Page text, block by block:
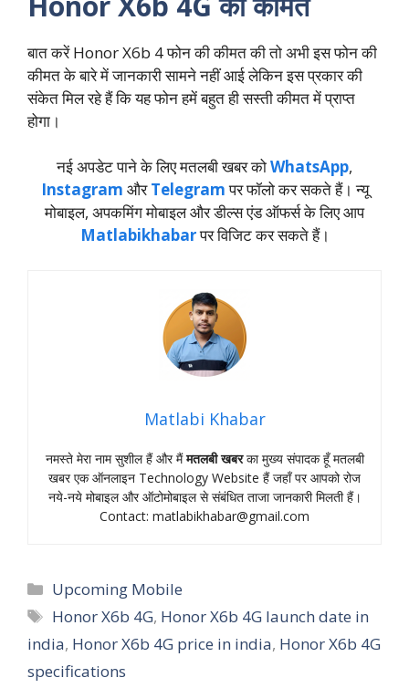
बात करें Honor X6b 4 फोन की कीमत की तो अभी इस फोन की
कीमत के बारे में जानकारी सामने नहीं आई लेकिन इस प्रकार की
संकेत मिल रहे हैं कि यह फोन हमें बहुत ही सस्ती कीमत में प्राप्त
होगा।
नई अपडेट पाने के लिए मतलबी खबर कोWhatsApp,
Instagram औरTelegramपर फॉलो कर सकते हैं। न्‍यू
मोबाइल, अपकमिंग मोबाइल और डील्‍स एंड ऑफर्स के लिए आप
Matlabikhabarपर विजिट कर सकते हैं।
Matlabi Khabar
नमस्‍ते मेरा नाम सुशील हैं और मैंमतलबी खबरका मुख्‍य संपादक हूँ मतलबी
खबर एक ऑनलाइन Technology Website हैं जहॉं पर आपको रोज
नये-नये मोबाइल और ऑटोमोबाइल से संबंधित ताजा जानकारी मिलती हैं।
Contact: matlabikhabar@gmail.com
Categories
Upcoming Mobile
Tags
Honor X6b 4G, Honor X6b 4G launch date in
india, Honor X6b 4G price in india, Honor X6b 4G
specifications